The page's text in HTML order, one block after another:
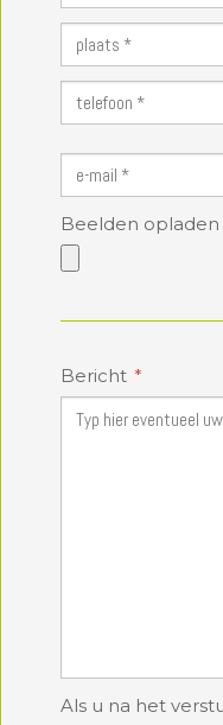
Beelden opladen
Bericht
Als u na het